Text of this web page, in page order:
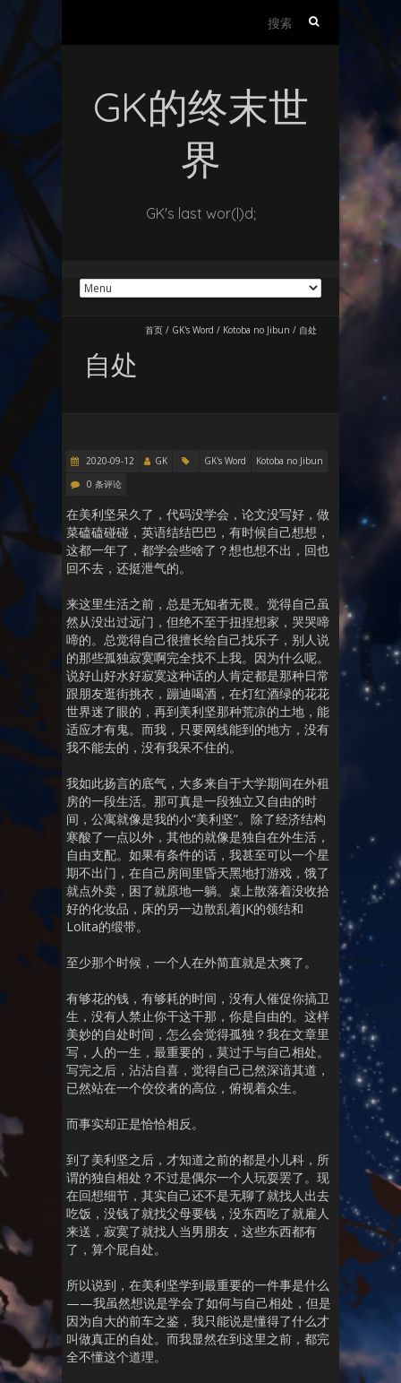
GK的终末世
界
GK's last wor(l)d;
首页 / GK's Word / Kotoba no Jibun / 自处
自处
2020-09-12 GK GK's Word
Kotoba no Jibun
0 条评论
在美利坚呆久了，代码没学会，论文没写好，做
菜磕磕碰碰，英语结结巴巴，有时候自己想想，
这都一年了，都学会些啥了？想也想不出，回也
回不去，还挺泄气的。
来这里生活之前，总是无知者无畏。觉得自己虽
然从没出过远门，但绝不至于扭捏想家，哭哭啼
啼的。总觉得自己很擅长给自己找乐子，别人说
的那些孤独寂寞啊完全找不上我。因为什么呢。
说好山好水好寂寞这种话的人肯定都是那种日常
跟朋友逛街挑衣，蹦迪喝酒，在灯红酒绿的花花
世界迷了眼的，再到美利坚那种荒凉的土地，能
适应才有鬼。而我，只要网线能到的地方，没有
我不能去的，没有我呆不住的。
我如此扬言的底气，大多来自于大学期间在外租
房的一段生活。那可真是一段独立又自由的时
间，公寓就像是我的小“美利坚”。除了经济结构
寒酸了一点以外，其他的就像是独自在外生活，
自由支配。如果有条件的话，我甚至可以一个星
期不出门，在自己房间里昏天黑地打游戏，饿了
就点外卖，困了就原地一躺。桌上散落着没收拾
好的化妆品，床的另一边散乱着JK的领结和
Lolita的缎带。
至少那个时候，一个人在外简直就是太爽了。
有够花的钱，有够耗的时间，没有人催促你搞卫
生，没有人禁止你干这干那，你是自由的。这样
美妙的自处时间，怎么会觉得孤独？我在文章里
写，人的一生，最重要的，莫过于与自己相处。
写完之后，沾沾自喜，觉得自己已然深谙其道，
已然站在一个佼佼者的高位，俯视着众生。
而事实却正是恰恰相反。
到了美利坚之后，才知道之前的都是小儿科，所
谓的独自相处？不过是偶尔一个人玩耍罢了。现
在回想细节，其实自己还不是无聊了就找人出去
吃饭，没钱了就找父母要钱，没东西吃了就雇人
来送，寂寞了就找人当男朋友，这些东西都有
了，算个屁自处。
所以说到，在美利坚学到最重要的一件事是什么
——我虽然想说是学会了如何与自己相处，但是
因为自大的前车之鉴，我只能说是懂得了什么才
叫做真正的自处。而我显然在到这里之前，都完
全不懂这个道理。